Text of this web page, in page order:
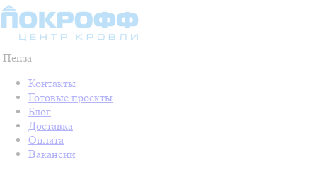
Пенза
Контакты
Готовые проекты
Блог
Доставка
Оплата
Вакансии